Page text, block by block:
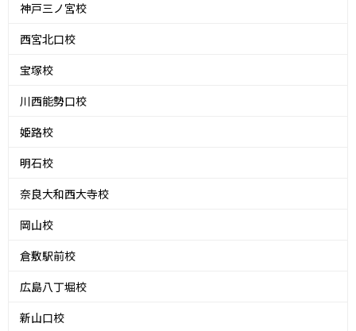
神戸三ノ宮校
西宮北口校
宝塚校
川西能勢口校
姫路校
明石校
奈良大和西大寺校
岡山校
倉敷駅前校
広島八丁堀校
新山口校